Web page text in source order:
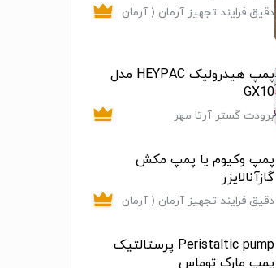
دقیق فرایند تجهیز آرمان ( آرمان
پمپ هیدرولیک HEYPAC مدل
GX10
برودت گستر آرتا مهر
پمپ وکیوم یا پمپ مکش
گازآنالایزر
دقیق فرایند تجهیز آرمان ( آرمان
Peristaltic pump پرستالتیک
پمپ مارک توماس